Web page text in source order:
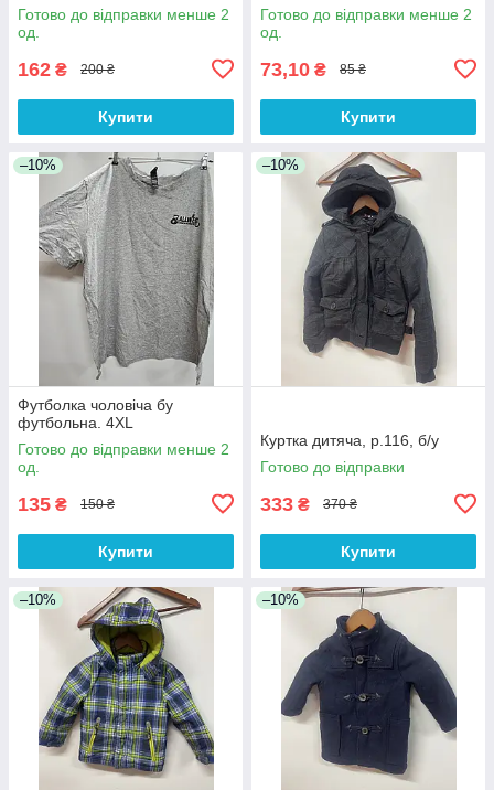
Готово до відправки менше 2
од.
162 ₴ 200 ₴
Купити
Готово до відправки менше 2
од.
73,10 ₴ 85 ₴
Купити
–10%
Футболка чоловіча бу
футбольна. 4XL
Готово до відправки менше 2
од.
135 ₴ 150 ₴
Купити
–10%
Куртка дитяча, р.116, б/у
Готово до відправки
333 ₴ 370 ₴
Купити
–10% –10%